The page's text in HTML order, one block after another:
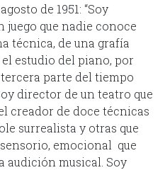
de 1951: “Soy
juego que nadie conoce
técnica, de una grafía
estudio del piano, por
parte del tiempo
director de un teatro que
creador de doce técnicas
surrealista y otras que
emocional que
audición musical. Soy